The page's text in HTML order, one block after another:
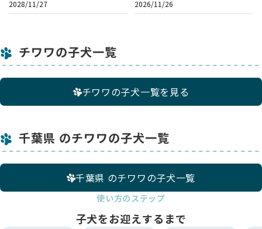
2028/11/27 2026/11/26
チワワの子犬一覧
チワワの子犬一覧を見る
千葉県 のチワワの子犬一覧
千葉県 のチワワの子犬一覧
使い方のステップ
子犬をお迎えするまで